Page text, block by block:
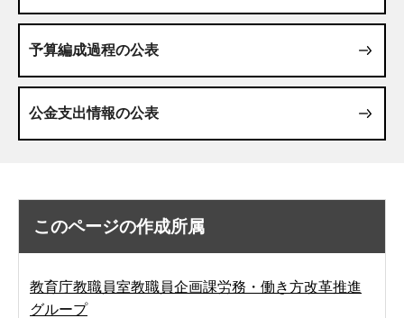
予算編成過程の公表
公金支出情報の公表
このページの作成所属
教育庁教職員室教職員企画課労務・働き方改革推進
グループ